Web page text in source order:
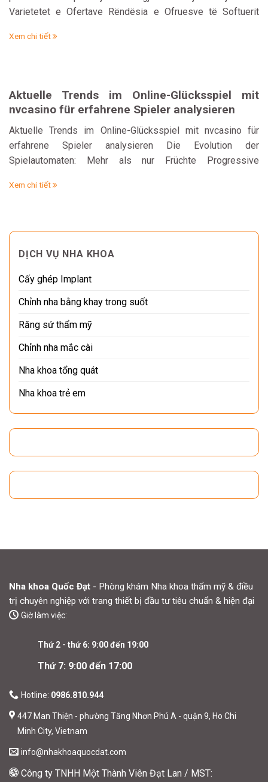
Varietetet e Ofertave Rëndësia e Ofruesve të Softuerit
Depozitimit dhe Për tërheqjes Përfitimet e Bonusave dhe
Xem chi tiết
Aktuelle Trends im Online-Glücksspiel mit
nvcasino für erfahrene Spieler analysieren
Aktuelle Trends im Online-Glücksspiel mit nvcasino für
erfahrene Spieler analysieren Die Evolution der
Spielautomaten: Mehr als nur Früchte Progressive
Das authentische Casino-Erlebnis zu Hause Die Vorteile
Mobile Gaming Sicherheit und Lizenzierung: Kriterien für…
Xem chi tiết
DỊCH VỤ NHA KHOA
Cấy ghép Implant
Chỉnh nha bằng khay trong suốt
Răng sứ thẩm mỹ
Chỉnh nha mắc cài
Nha khoa tổng quát
Nha khoa trẻ em
Nha khoa Quốc Đạt - Phòng khám Nha khoa thẩm mỹ & điều
trị chuyên nghiệp với trang thiết bị đầu tư tiêu chuẩn & hiện đại
Giờ làm việc:
Thứ 2 - thứ 6: 9:00 đến 19:00
Thứ 7: 9:00 đến 17:00
Hotline: 0986.810.944
447 Man Thiện - phường Tăng Nhơn Phú A - quận 9, Ho Chi
Minh City, Vietnam
info@nhakhoaquocdat.com
Công ty TNHH Một Thành Viên Đạt Lan / MST: